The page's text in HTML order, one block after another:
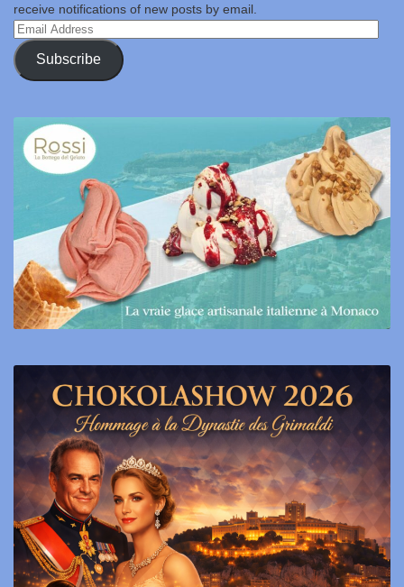
receive notifications of new posts by email.
Email
Address
Subscribe